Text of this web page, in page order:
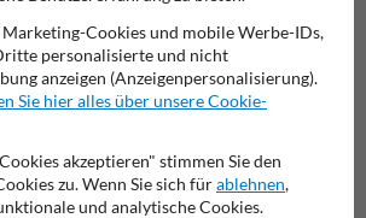
Parken erlaubt Schilder
Cookies und mobile Werbe-IDs,
personalisierte und nicht
anzeigen (Anzeigenpersonalisierung).
Sie hier alles über unsere Cookie-
akzeptieren" stimmen Sie den
zu. Wenn Sie sich fürablehnen,
und analytische Cookies.